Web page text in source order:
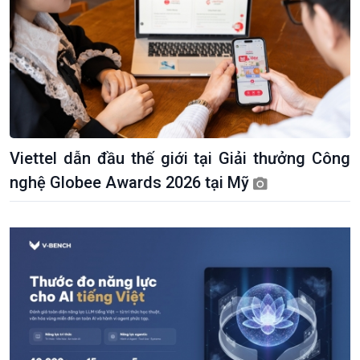
Xã hội
Khoa học & Công nghệ
Viettel dẫn đầu thế giới tại Giải thưởng Công
nghệ Globee Awards 2026 tại Mỹ